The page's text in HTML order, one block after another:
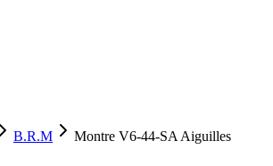
B.R.M
Montre V6-44-SA Aiguilles